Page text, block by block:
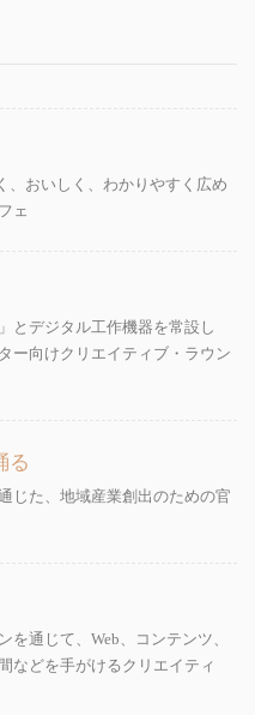
、おいしく、わかりやすく広め
ェ
とデジタル工作機器を常設し
ー向けクリエイティブ・ラウン
る
じた、地域産業創出のための官
を通じて、Web、コンテンツ、
などを手がけるクリエイティ